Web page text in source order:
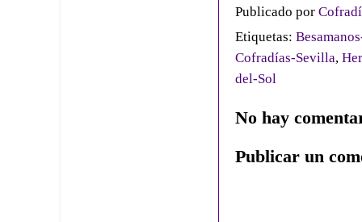
Publicado por
Etiquetas:
Cofradías-Sevilla,
del-Sol
No hay
Publicar un